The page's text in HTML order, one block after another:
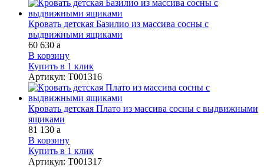
Кровать детская Базилио из массива сосны с
выдвижными ящиками
60 630 a
В корзину
Купить в 1 клик
Артикул: Т001316
Кровать детская Плато из массива сосны с выдвижными
ящиками
81 130 a
В корзину
Купить в 1 клик
Артикул: Т001317